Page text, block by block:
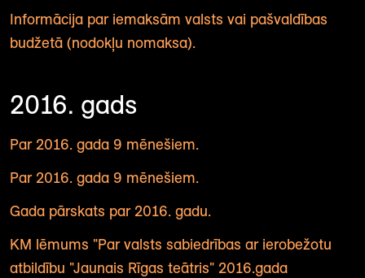
Informācija par iemaksām valsts vai pašvaldības
budžetā (nodokļu nomaksa).
2016. gads
Par 2016. gada 9 mēnešiem.
Par 2016. gada 9 mēnešiem.
Gada pārskats par 2016. gadu.
KM lēmums "Par valsts sabiedrības ar ierobežotu
atbildību "Jaunais Rīgas teātris" 2016.gada